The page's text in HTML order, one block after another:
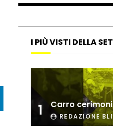
dopo
Nei
Esplode
I PIÙ VISTI DELLA
1 REDAZIONE